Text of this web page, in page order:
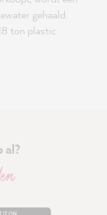
gehaald.
ton plastic
al?